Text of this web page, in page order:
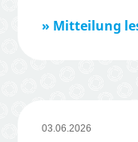
Mitteilung
03.06.2026